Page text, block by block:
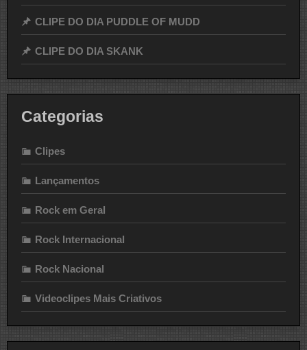
CLIPE DO DIA PUDDLE OF MUDD
CLIPE DO DIA SKANK
Categorias
Clipes
Lançamentos
Rock em Geral
Rock Internacional
Rock Nacional
Videoclipes Mais Criativos